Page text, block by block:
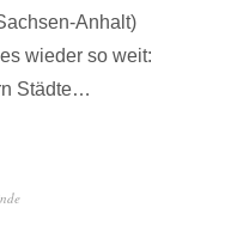
Anhalt)
wieder so weit:
Städte…